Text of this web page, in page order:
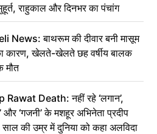
राहुकाल और दिनभर का पंचांग
News: बाथरूम की दीवार बनी मासूम
कारण, खेलते-खेलते छह वर्षीय बालक
मौत
Rawat Death: नहीं रहे ‘लगान’,
और ‘गजनी’ के मशहूर अभिनेता प्रदीप
की उम्र में दुनिया को कहा अलविदा